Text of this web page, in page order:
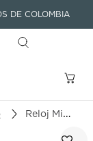
DE COLOMBIA
Reloj Mido Multifort Powerwind M040.407.33.027.00